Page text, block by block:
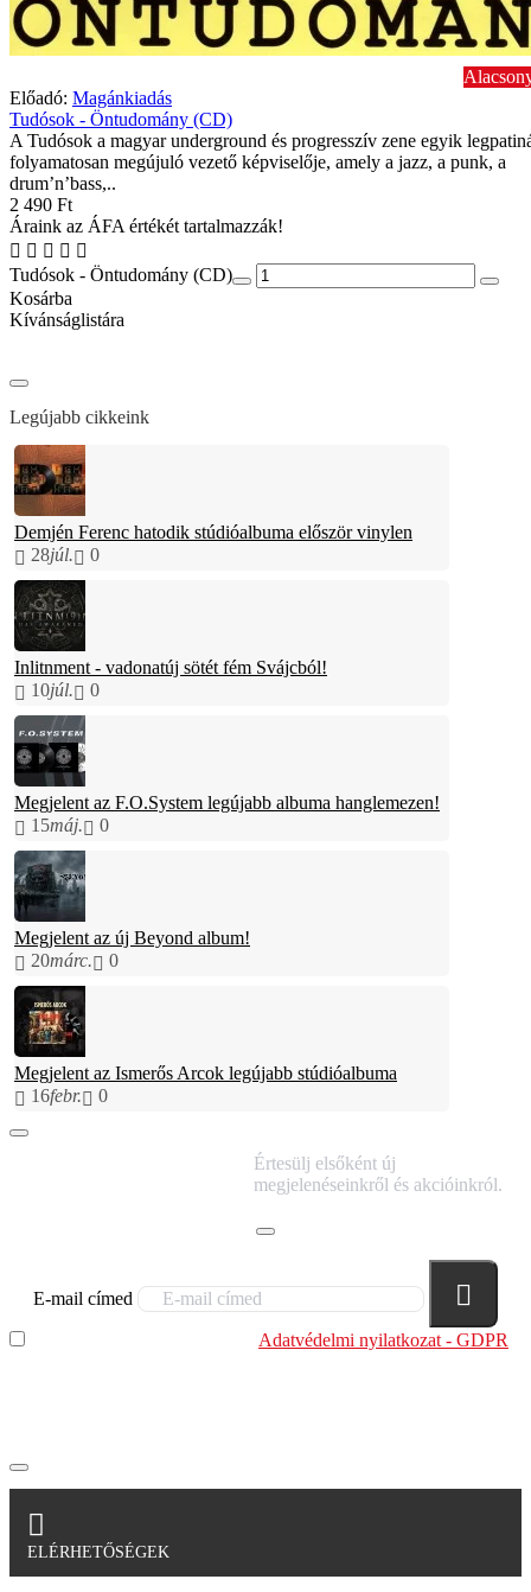
Előadó: Magánkiadás
Tudósok - Öntudomány (CD)
A Tudósok a magyar underground és progresszív zene egyik
folyamatosan megújuló vezető képviselője, amely a jazz, a punk, a
drum’n’bass,..
2 490 Ft
Áraink az ÁFA értékét tartalmazzák!
Tudósok - Öntudomány (CD)
Kosárba
Kívánságlistára
Legújabb cikkeink
Demjén Ferenc hatodik stúdióalbuma először vinylen
28júl. 0
Inlitnment - vadonatúj sötét fém Svájcból!
10júl. 0
Megjelent az F.O.System legújabb albuma hanglemezen!
15máj. 0
Megjelent az új Beyond album!
20márc. 0
Megjelent az Ismerős Arcok legújabb stúdióalbuma
16febr. 0
Értesülj elsőként új
megjelenéseinkről és akcióinkról.
E-mail címed
Adatvédelmi nyilatkozat - GDPR
ELÉRHETŐSÉGEK